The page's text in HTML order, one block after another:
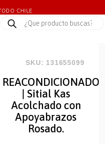
CHILE
SKU: 131655099
REACONDICIONADO
| Sitial Kas
Acolchado con
Apoyabrazos
Rosado.